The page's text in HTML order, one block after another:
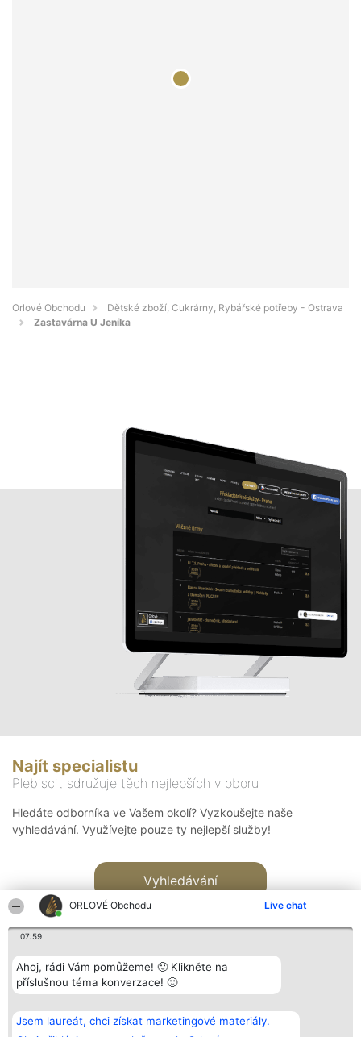
ORLOVÉ Obchodu Live chat
07:59
Ahoj, rádi Vám pomůžeme! 🙂 Klikněte na
příslušnou téma konverzace! 🙂
Jsem laureát, chci získat marketingové materiály.
Orlové Obchodu
Dětské zboží, Cukrárny, Rybářské potřeby - Ostrava
Zastavárna U Jeníka
Najít specialistu
Plebiscit sdružuje těch nejlepších v oboru
Hledáte odborníka ve Vašem okolí? Vyzkoušejte naše
vyhledávání. Využívejte pouze ty nejlepší služby!
Vyhledávání
Bright Side Solutions sp. z o.
o. sp. k.
ul. Ruska 22
Vítězové
Seznam všech
laureátů
Kontakt